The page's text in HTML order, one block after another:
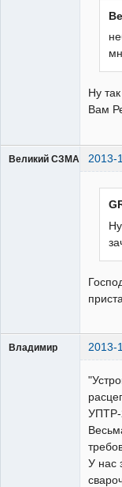
Ну
Вам
Великий СЗМА 2013-
Владимир 2013-
У нас